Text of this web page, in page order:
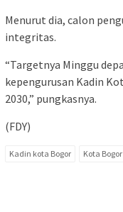
Menurut dia, calon
integritas.
“Targetnya Minggu
kepengurusan Kadin
2030,” pungkasnya.
(FDY)
Kadin kota Bogor Kota Bogor